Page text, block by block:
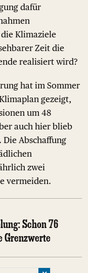
dafür
Klimaziele
Zeit die
realisiert wird?
hat im Sommer
gezeigt,
um 48
auch hier blieb
Abschaffung
zwei
vermeiden.
Schon 76
Grenzwerte